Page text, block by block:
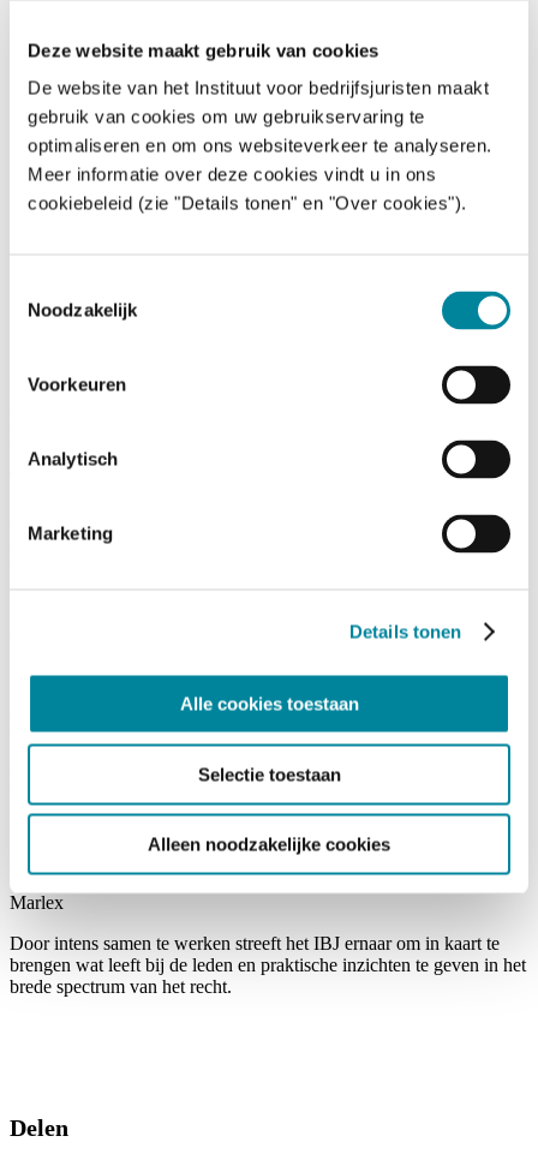
Deze website maakt gebruik van cookies
De website van het Instituut voor bedrijfsjuristen maakt
gebruik van cookies om uw gebruikservaring te
optimaliseren en om ons websiteverkeer te analyseren.
Meer informatie over deze cookies vindt u in ons
cookiebeleid (zie "Details tonen" en "Over cookies").
Noodzakelijk
Voorkeuren
Analytisch
Marketing
Details tonen
Alle cookies toestaan
Selectie toestaan
Alleen noodzakelijke cookies
& media
introduceert nieuw strategisch partnershipmodel
De bedrijfsjurist verkeert in de bijzondere positie, die ook zijn kracht
is, om vanuit de onderneming zelf, juridische adviezen te geven,
van de onderneming. Zijn maatschappelijke rol wint meer en meer
aan belang.
Het IBJ zet zijn positionering als toonaangevend platform voor de
bedrijfsjurist om in de praktijk met zijn vernieuwde strategische
SILVER
Claeys & Engels, Deloitte Legal, NautaDutilh, Philippe & Partners,
Van Olmen & Wynant en Vialegis
Freshfields, Kluwer, Larcier, Loyens & Loeff en Stibbe
Marlex
Door intens samen te werken streeft het IBJ ernaar om in kaart te
brengen wat leeft bij de leden en praktische inzichten te geven in het
brede spectrum van het recht.
Delen